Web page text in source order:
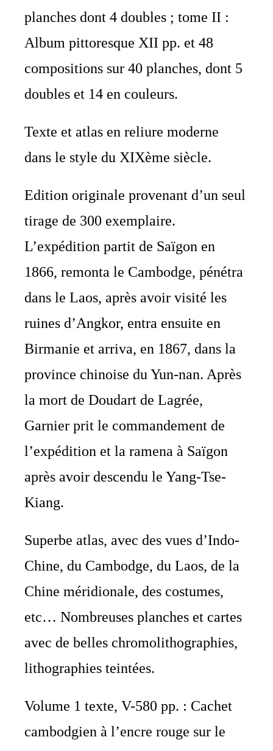
planches dont 4 doubles ; tome II :
Album pittoresque XII pp. et 48
compositions sur 40 planches, dont 5
doubles et 14 en couleurs.
Texte et atlas en reliure moderne
dans le style du XIXème siècle.
Edition originale provenant d’un seul
tirage de 300 exemplaire.
L’expédition partit de Saïgon en
1866, remonta le Cambodge, pénétra
dans le Laos, après avoir visité les
ruines d’Angkor, entra ensuite en
Birmanie et arriva, en 1867, dans la
province chinoise du Yun-nan. Après
la mort de Doudart de Lagrée,
Garnier prit le commandement de
l’expédition et la ramena à Saïgon
après avoir descendu le Yang-Tse-
Kiang.
Superbe atlas, avec des vues d’Indo-
Chine, du Cambodge, du Laos, de la
Chine méridionale, des costumes,
etc… Nombreuses planches et cartes
avec de belles chromolithographies,
lithographies teintées.
Volume 1 texte, V-580 pp. : Cachet
cambodgien à l’encre rouge sur le